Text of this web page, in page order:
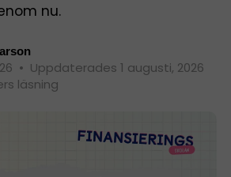
nu.
• Uppdaterades 1 augusti, 2026
läsning